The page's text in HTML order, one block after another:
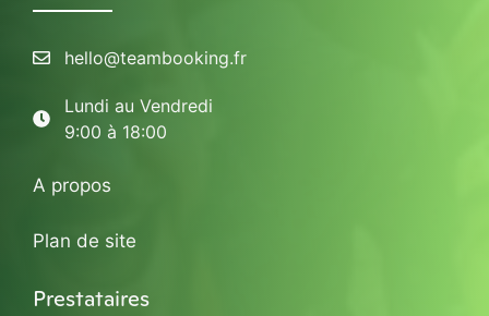
hello@teambooking.fr
Lundi au Vendredi
9:00 à 18:00
A propos
Plan de site
Prestataires